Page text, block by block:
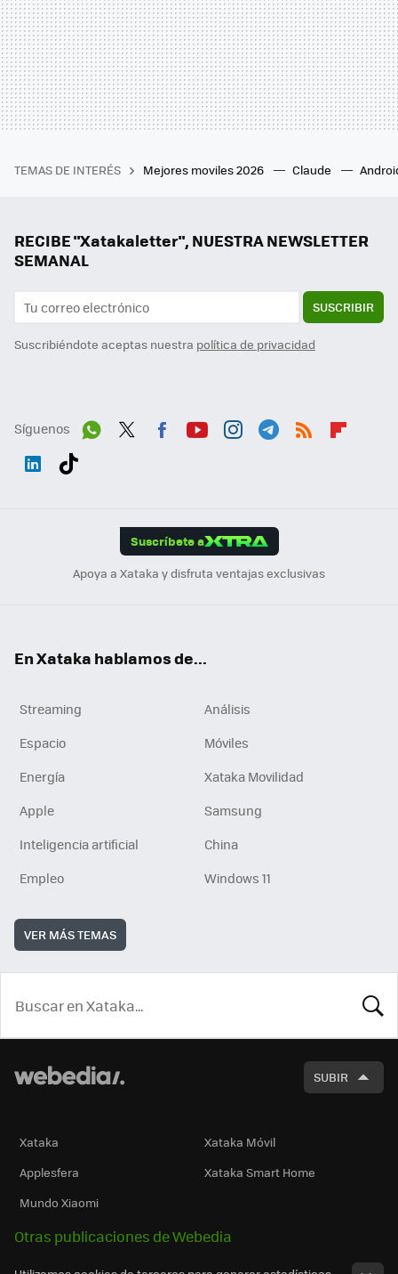
TEMAS DE INTERÉS Mejores moviles 2026 Claude
RECIBE "Xatakaletter", NUESTRA NEWSLETTER
SEMANAL
SUSCRIBIR
Suscribiéndote aceptas nuestra política de privacidad
Síguenos
Suscríbete a
Apoya a Xataka y disfruta ventajas exclusivas
En Xataka hablamos de...
Streaming
Análisis
Espacio
Móviles
Energía
Xataka Movilidad
Apple
Samsung
Inteligencia artificial
China
Empleo
Windows 11
VER MÁS TEMAS
SUBIR
Xataka
Xataka Móvil
Applesfera
Xataka Smart Home
Mundo Xiaomi
Otras publicaciones de Webedia